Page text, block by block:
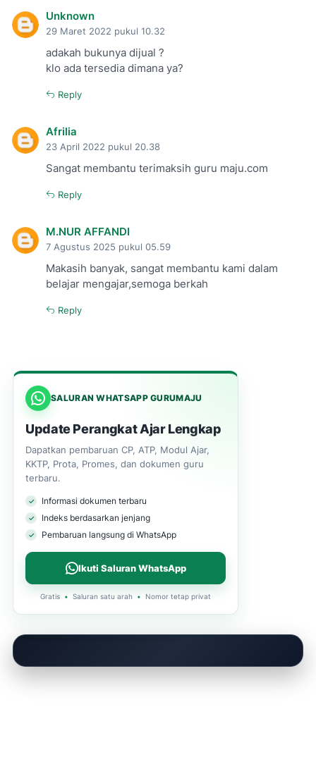
Unknown
29 Maret 2022 pukul 10.32
adakah bukunya dijual ?
klo ada tersedia dimana ya?
Reply
Afrilia
23 April 2022 pukul 20.38
Sangat membantu terimaksih guru maju.com
Reply
M.NUR AFFANDI
7 Agustus 2025 pukul 05.59
Makasih banyak, sangat membantu kami dalam
belajar mengajar,semoga berkah
Reply
SALURAN WHATSAPP GURUMAJU
Update Perangkat Ajar Lengkap
Dapatkan pembaruan CP, ATP, Modul Ajar,
KKTP, Prota, Promes, dan dokumen guru
terbaru.
Informasi dokumen terbaru
Indeks berdasarkan jenjang
Pembaruan langsung di WhatsApp
Ikuti Saluran WhatsApp
Gratis • Saluran satu arah • Nomor tetap privat